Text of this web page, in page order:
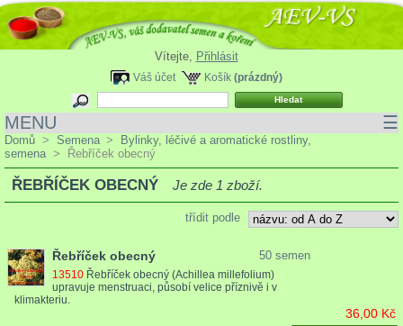
Vítejte, Přihlásit
Košík (prázdný)
Váš účet
MENU ☰
Domů > Semena >
Bylinky, léčivé a aromatické rostliny,
semena > Řebříček obecný
ŘEBŘÍČEK OBECNÝ Je zde 1 zboží.
třídit podle
Řebříček obecný 50 semen
13510 Řebříček obecný (Achillea millefolium)
upravuje menstruaci, působí velice příznivě i v
klimakteriu.
36,00 Kč